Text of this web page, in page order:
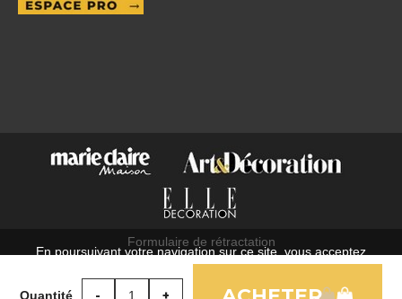
Quantité
Formulaire de rétractation
Mentions légales
En poursuivant votre navigation sur ce site, vous acceptez